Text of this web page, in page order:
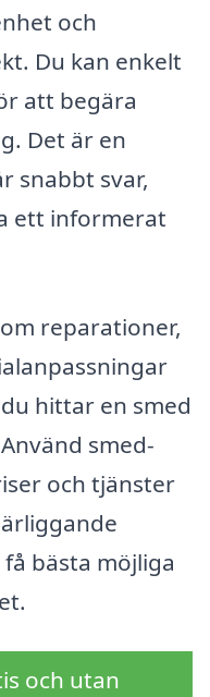
och
Du kan enkelt
att begära
Det är en
snabbt svar,
ett informerat
reparationer,
hittar en smed
smed-
och tjänster
bästa möjliga
och utan